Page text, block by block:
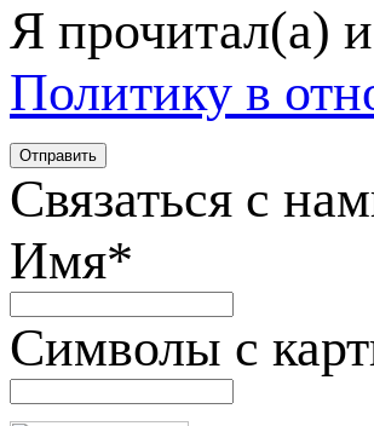
Я прочитал(а)
Политику в
Связаться с
Имя*
Символы с